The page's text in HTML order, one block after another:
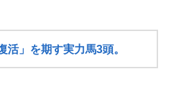
」を期す実力馬3頭。